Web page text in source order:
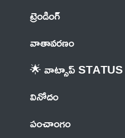
ట్రెండింగ్
వాతావరణం
🌟 వాట్సాప్ STATUS
వినోదం
పంచాంగం